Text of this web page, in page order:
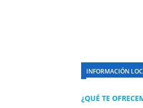
INFORMACIÓN
¿QUÉ TE